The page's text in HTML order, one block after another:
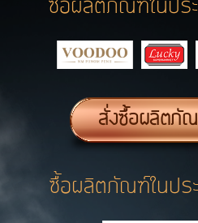
ซื้อผลิตภัณฑ์ในปร
สั่งซื้อผลิตภั
ซื้อผลิตภัณฑ์ในปร